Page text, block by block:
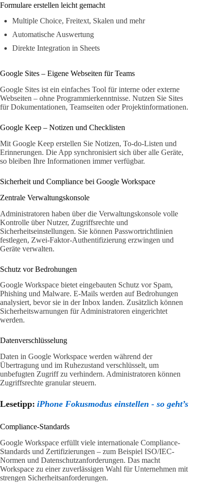
Formulare erstellen leicht gemacht
Multiple Choice, Freitext, Skalen und mehr
Automatische Auswertung
Direkte Integration in Sheets
Google Sites – Eigene Webseiten für Teams
Google Sites ist ein einfaches Tool für interne oder externe
Webseiten – ohne Programmierkenntnisse. Nutzen Sie Sites
für Dokumentationen, Teamseiten oder Projektinformationen.
Google Keep – Notizen und Checklisten
Mit Google Keep erstellen Sie Notizen, To-do-Listen und
Erinnerungen. Die App synchronisiert sich über alle Geräte,
so bleiben Ihre Informationen immer verfügbar.
Sicherheit und Compliance bei Google Workspace
Zentrale Verwaltungskonsole
Administratoren haben über die Verwaltungskonsole volle
Kontrolle über Nutzer, Zugriffsrechte und
Sicherheitseinstellungen. Sie können Passwortrichtlinien
festlegen, Zwei-Faktor-Authentifizierung erzwingen und
Geräte verwalten.
Schutz vor Bedrohungen
Google Workspace bietet eingebauten Schutz vor Spam,
Phishing und Malware. E-Mails werden auf Bedrohungen
analysiert, bevor sie in der Inbox landen. Zusätzlich können
Sicherheitswarnungen für Administratoren eingerichtet
werden.
Datenverschlüsselung
Daten in Google Workspace werden während der
Übertragung und im Ruhezustand verschlüsselt, um
unbefugten Zugriff zu verhindern. Administratoren können
Zugriffsrechte granular steuern.
Lesetipp: iPhone Fokusmodus einstellen - so geht’s
Compliance-Standards
Google Workspace erfüllt viele internationale Compliance-
Standards und Zertifizierungen – zum Beispiel ISO/IEC-
Normen und Datenschutzanforderungen. Das macht
Workspace zu einer zuverlässigen Wahl für Unternehmen mit
strengen Sicherheitsanforderungen.